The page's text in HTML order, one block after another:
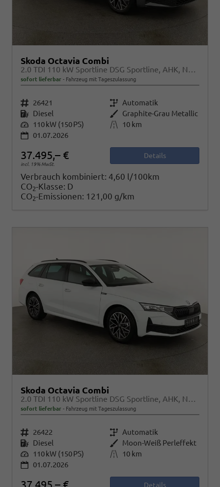
Skoda Octavia Combi
2.0 TDI 110 kW Sportline DSG Sportline, AHK, Navi, Matrix, Side, Kamera, Winter, 5 J.-Garantie
sofort lieferbar Fahrzeug mit Tageszulassung
Fahrzeugnr. 26421 Getriebe Automatik
Kraftstoff Diesel Außenfarbe Graphite-Grau Metallic
Leistung 110 kW (150 PS) Kilometerstand
10 km
01.07.2026
37.495,– €
incl. 19% MwSt.
Details
Verbrauch kombiniert: 4,60 l/100km
CO2-Klasse: D
CO2-Emissionen: 121,00 g/km
Skoda Octavia Combi
2.0 TDI 110 kW Sportline DSG Sportline, AHK, Navi, Matrix, Side, Kamera, Winter, 5 J.-Garantie
sofort lieferbar Fahrzeug mit Tageszulassung
Fahrzeugnr. 26422 Getriebe Automatik
Kraftstoff Diesel Außenfarbe Moon-Weiß Perleffekt
Leistung 110 kW (150 PS) Kilometerstand
10 km
01.07.2026
37.495,– € Details